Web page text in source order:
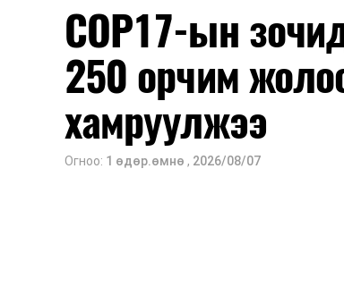
COP17-ын
250 орчим
хамруулжээ
Огноо: 1 өдөр.өмнө , 2026/08/07